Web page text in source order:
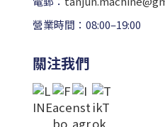
營業時間：08:00–19:00
關注我們